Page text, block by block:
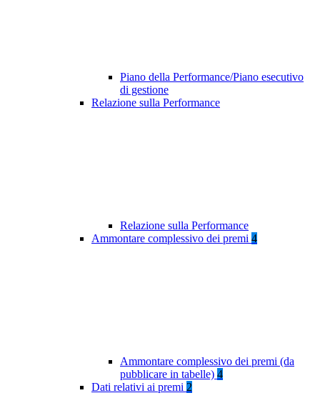
Piano della Performance/Piano esecutivo
di gestione
Relazione sulla Performance
Relazione sulla Performance
Ammontare complessivo dei premi 4
Ammontare complessivo dei premi (da
pubblicare in tabelle) 4
Dati relativi ai premi 2